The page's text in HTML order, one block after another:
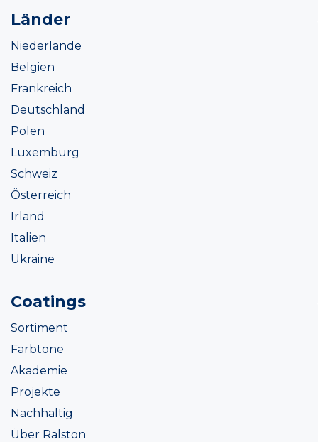
Länder
Niederlande
Belgien
Frankreich
Deutschland
Polen
Luxemburg
Schweiz
Österreich
Irland
Italien
Ukraine
Coatings
Sortiment
Farbtöne
Akademie
Projekte
Nachhaltig
Über Ralston